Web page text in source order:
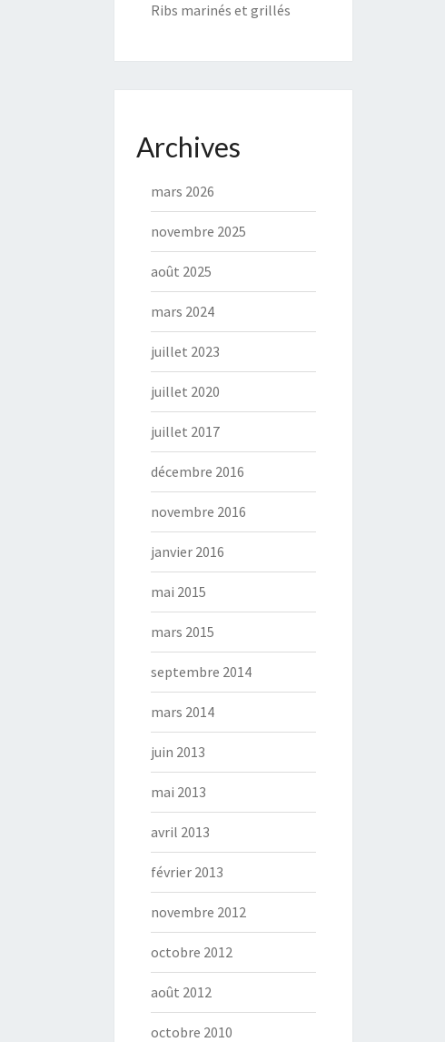
Ribs marinés et grillés
Archives
mars 2026
novembre 2025
août 2025
mars 2024
juillet 2023
juillet 2020
juillet 2017
décembre 2016
novembre 2016
janvier 2016
mai 2015
mars 2015
septembre 2014
mars 2014
juin 2013
mai 2013
avril 2013
février 2013
novembre 2012
octobre 2012
août 2012
octobre 2010